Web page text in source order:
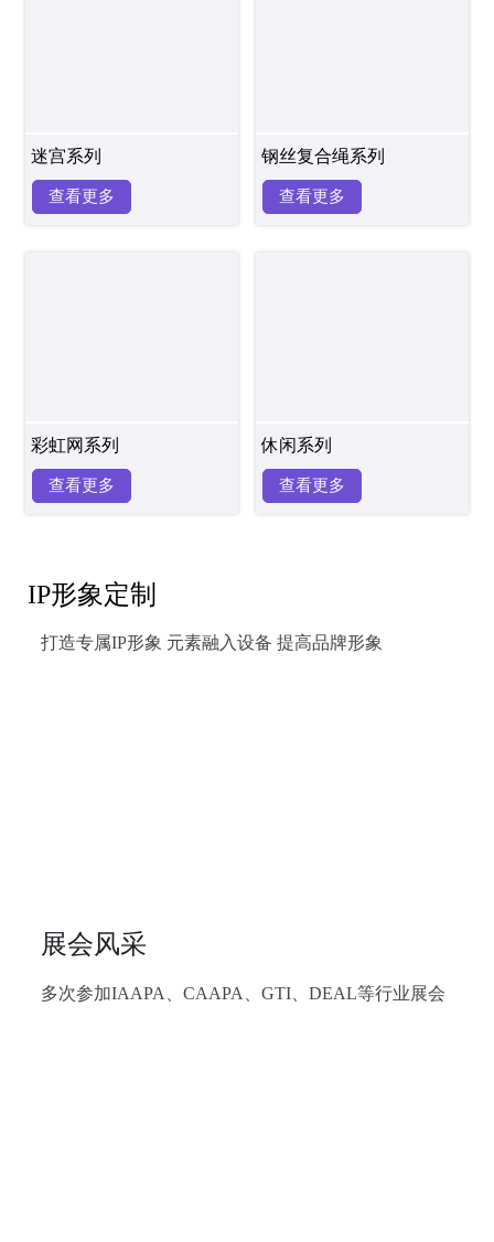
迷宫系列
查看更多
钢丝复合绳系列
查看更多
彩虹网系列
查看更多
休闲系列
查看更多
IP形象定制
打造专属IP形象 元素融入设备 提高品牌形象
展会风采
多次参加IAAPA、CAAPA、GTI、DEAL等行业展会